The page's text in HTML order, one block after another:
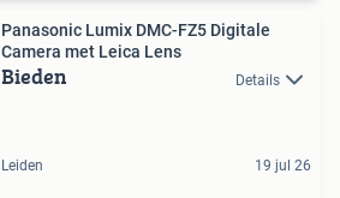
Panasonic Lumix DMC-FZ5 Digitale
Camera met Leica Lens
Bieden Details
Leiden 19 jul 26